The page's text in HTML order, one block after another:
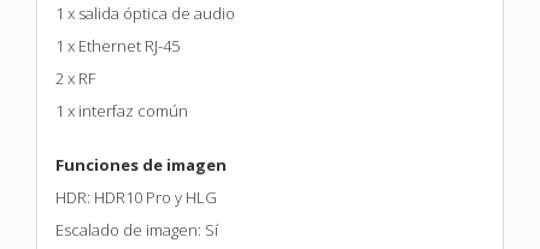
1 x salida óptica de audio
1 x Ethernet RJ-45
2 x RF
1 x interfaz común
Funciones de imagen
HDR: HDR10 Pro y HLG
Escalado de imagen: Sí